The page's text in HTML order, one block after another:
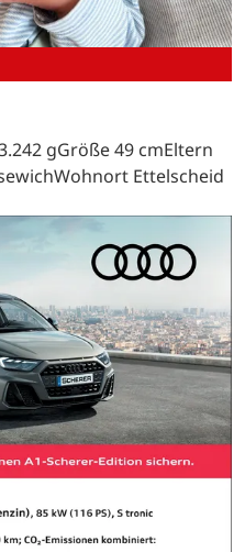
gGröße 49 cmEltern
Ettelscheid